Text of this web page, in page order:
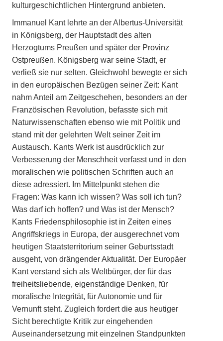
kulturgeschichtlichen Hintergrund anbieten.
Immanuel Kant lehrte an der Albertus-Universität
in Königsberg, der Hauptstadt des alten
Herzogtums Preußen und später der Provinz
Ostpreußen. Königsberg war seine Stadt, er
verließ sie nur selten. Gleichwohl bewegte er sich
in den europäischen Bezügen seiner Zeit: Kant
nahm Anteil am Zeitgeschehen, besonders an der
Französischen Revolution, befasste sich mit
Naturwissenschaften ebenso wie mit Politik und
stand mit der gelehrten Welt seiner Zeit im
Austausch. Kants Werk ist ausdrücklich zur
Verbesserung der Menschheit verfasst und in den
moralischen wie politischen Schriften auch an
diese adressiert. Im Mittelpunkt stehen die
Fragen: Was kann ich wissen? Was soll ich tun?
Was darf ich hoffen? und Was ist der Mensch?
Kants Friedensphilosophie ist in Zeiten eines
Angriffskriegs in Europa, der ausgerechnet vom
heutigen Staatsterritorium seiner Geburtsstadt
ausgeht, von drängender Aktualität. Der Europäer
Kant verstand sich als Weltbürger, der für das
freiheitsliebende, eigenständige Denken, für
moralische Integrität, für Autonomie und für
Vernunft steht. Zugleich fordert die aus heutiger
Sicht berechtigte Kritik zur eingehenden
Auseinandersetzung mit einzelnen Standpunkten